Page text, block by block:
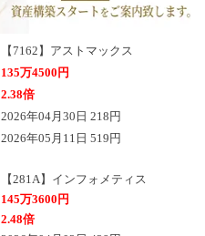
【7162】アストマックス
135万4500円
2.38倍
2026年04月30日 218円
2026年05月11日 519円
【281A】インフォメティス
145万3600円
2.48倍